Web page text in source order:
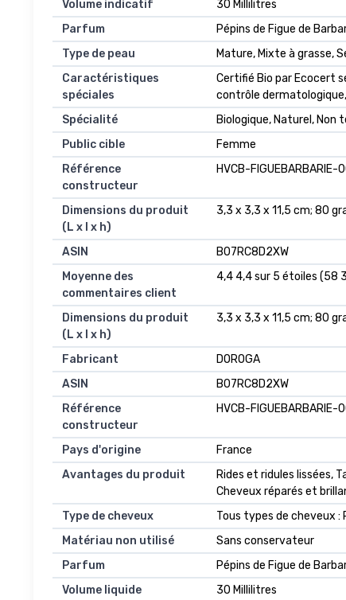
Volume indicatif
‎30 Millilitres
Parfum
‎Pépins de Figue de
Type de peau
‎Mature, Mixte à grasse,
Caractéristiques
spéciales
‎Certifié Bio par Ecocert
contrôle
Spécialité
‎Biologique, Naturel,
Public cible
‎Femme
Référence
constructeur
‎HVCB-FIGUEBARBARIE-
Dimensions du produit
(L x l x h)
‎3,3 x 3,3 x 11,5 cm; 80
ASIN
‎B07RC8D2XW
Moyenne des
commentaires client
4,4 4,4 sur 5 étoiles (58
Dimensions du produit
(L x l x h)
3,3 x 3,3 x 11,5 cm; 80
Fabricant
DOROGA
ASIN
B07RC8D2XW
Référence
constructeur
HVCB-FIGUEBARBARIE-
Pays d'origine
France
Avantages du produit
Rides et ridules lissées,
Cheveux réparés et
Type de cheveux
Tous types de cheveux :
Matériau non utilisé
Sans conservateur
Parfum
Pépins de Figue de
Volume liquide
30 Millilitres